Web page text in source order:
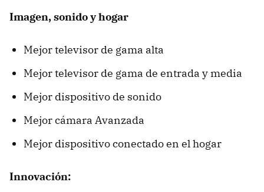
Imagen, sonido y hogar
Mejor televisor de gama alta
Mejor televisor de gama de entrada y media
Mejor dispositivo de sonido
Mejor cámara Avanzada
Mejor dispositivo conectado en el hogar
Innovación: